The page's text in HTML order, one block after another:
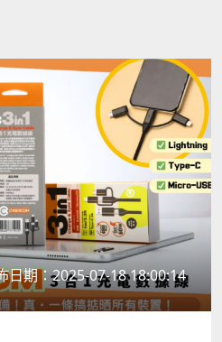
日期：2025-07-18 18:00:14